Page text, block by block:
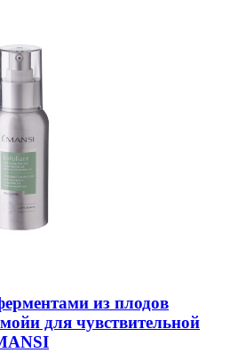
из плодов
для чувствительной